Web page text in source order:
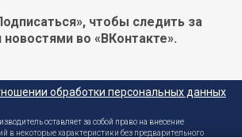
чтобы следить за
во «ВКонтакте».
обработки персональных данных
оставляет за собой право на внесение
в некоторые характеристики без предварительного